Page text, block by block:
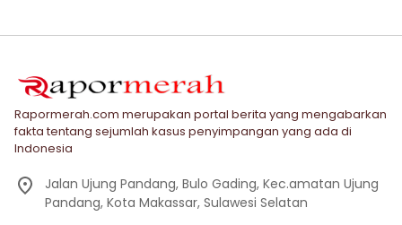
Rapormerah.com merupakan portal berita yang mengabarkan
fakta tentang sejumlah kasus penyimpangan yang ada di
Indonesia
Jalan Ujung Pandang, Bulo Gading, Kec.amatan Ujung
Pandang, Kota Makassar, Sulawesi Selatan